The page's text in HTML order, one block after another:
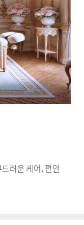
러운 케어, 편안